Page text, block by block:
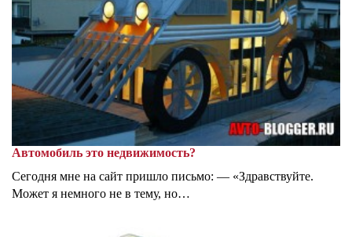
Автомобиль это недвижимость?
Сегодня мне на сайт пришло письмо: — «Здравствуйте.
Может я немного не в тему, но…